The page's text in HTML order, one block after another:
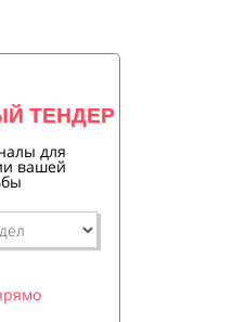
ТЕНДЕР
для
вашей